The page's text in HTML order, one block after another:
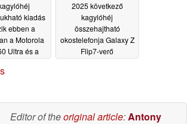
kiadás
ebben a
a Motorola
Ultra és a
hardverrel
2025 következő
kagylóhéj
összehajtható
okostelefonja Galaxy Z
Flip7-verő
Editor of theoriginal article:Antony